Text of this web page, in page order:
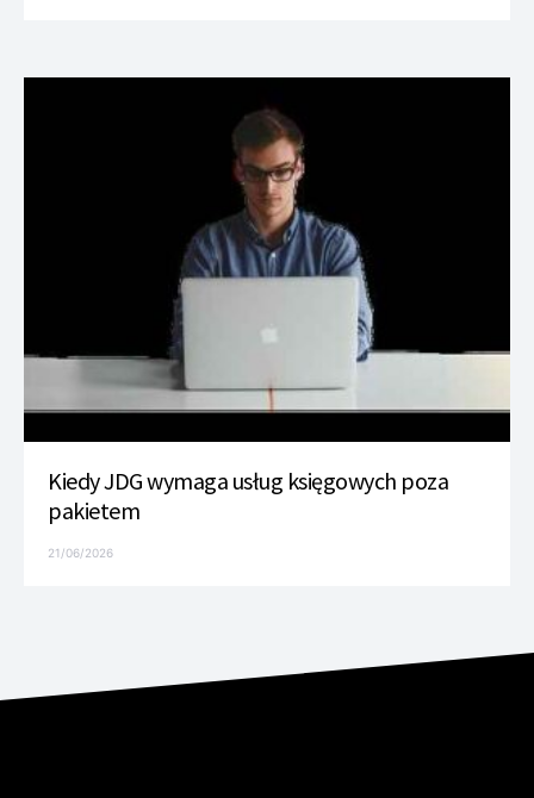
Kiedy JDG wymaga usług księgowych poza
pakietem
21/06/2026